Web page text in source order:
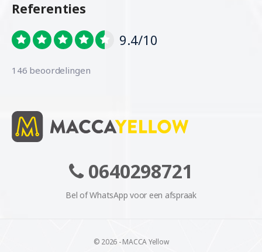
Referenties
9.4/10
146 beoordelingen
0640298721
Bel of WhatsApp voor een afspraak
© 2026 - MACCA Yellow